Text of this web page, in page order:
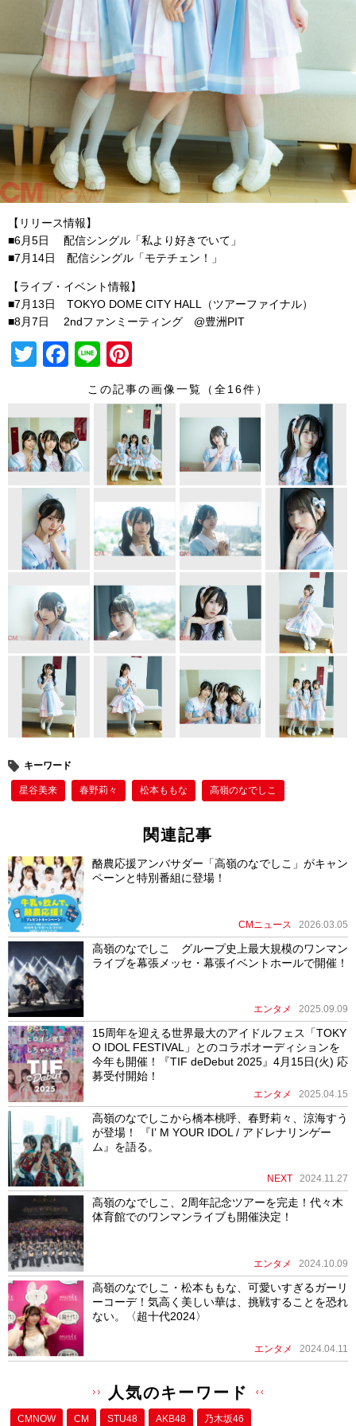
【リリース情報】
■6月5日 配信シングル「私より好きでいて」
■7月14日 配信シングル「モテチェン！」
【ライブ・イベント情報】
■7月13日 TOKYO DOME CITY HALL（ツアーファイナル）
■8月7日 2ndファンミーティング @豊洲PIT
T
er
F
e
b
o
k
Li
n
e
nt
er
e
st
この記事の画像一覧（全16件）
キーワード
星谷美来 春野莉々 松本ももな 高嶺のなでしこ
関連記事
酪農応援アンバサダー「高嶺のなでしこ」がキャン
ペーンと特別番組に登場！
CMニュース 2026.03.05
高嶺のなでしこ グループ史上最大規模のワンマン
ライブを幕張メッセ・幕張イベントホールで開催！
エンタメ 2025.09.09
15周年を迎える世界最大のアイドルフェス「TOKY
O IDOL FESTIVAL」とのコラボオーディションを
今年も開催！『TIF deDebut 2025』4月15日(火) 応
募受付開始！
エンタメ 2025.04.15
高嶺のなでしこから橋本桃呼、春野莉々、涼海すう
が登場！ 『Iʼ M YOUR IDOL / アドレナリンゲー
ム』を語る。
NEXT 2024.11.27
高嶺のなでしこ、2周年記念ツアーを完走！代々木
体育館でのワンマンライブも開催決定！
エンタメ 2024.10.09
高嶺のなでしこ・松本ももな、可愛いすぎるガーリ
ーコーデ！気高く美しい華は、挑戦することを恐れ
ない。〈超十代2024〉
エンタメ 2024.04.11
人気のキーワード
CMNOW CM STU48 AKB48 乃木坂46